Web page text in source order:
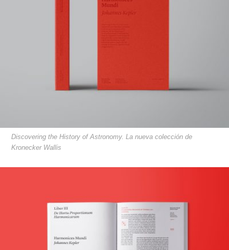
Discovering the History of Astronomy. La nueva colección de
Kronecker Wallis